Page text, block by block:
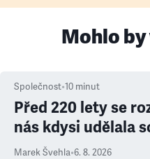
Mohlo
Společnost•10 minut
Před 220 lety se
nás kdysi udělala
Marek Švehla•6. 8. 2026